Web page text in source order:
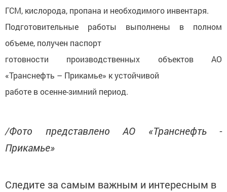
ГСМ, кислорода, пропана и необходимого инвентаря.
Подготовительные работы выполнены в полном
объеме, получен паспорт
готовности производственных объектов АО
«Транснефть – Прикамье» к устойчивой
работе в осенне-зимний период.
/Фото представлено АО «Транснефть -
Прикамье»
Следите за самым важным и интересным в